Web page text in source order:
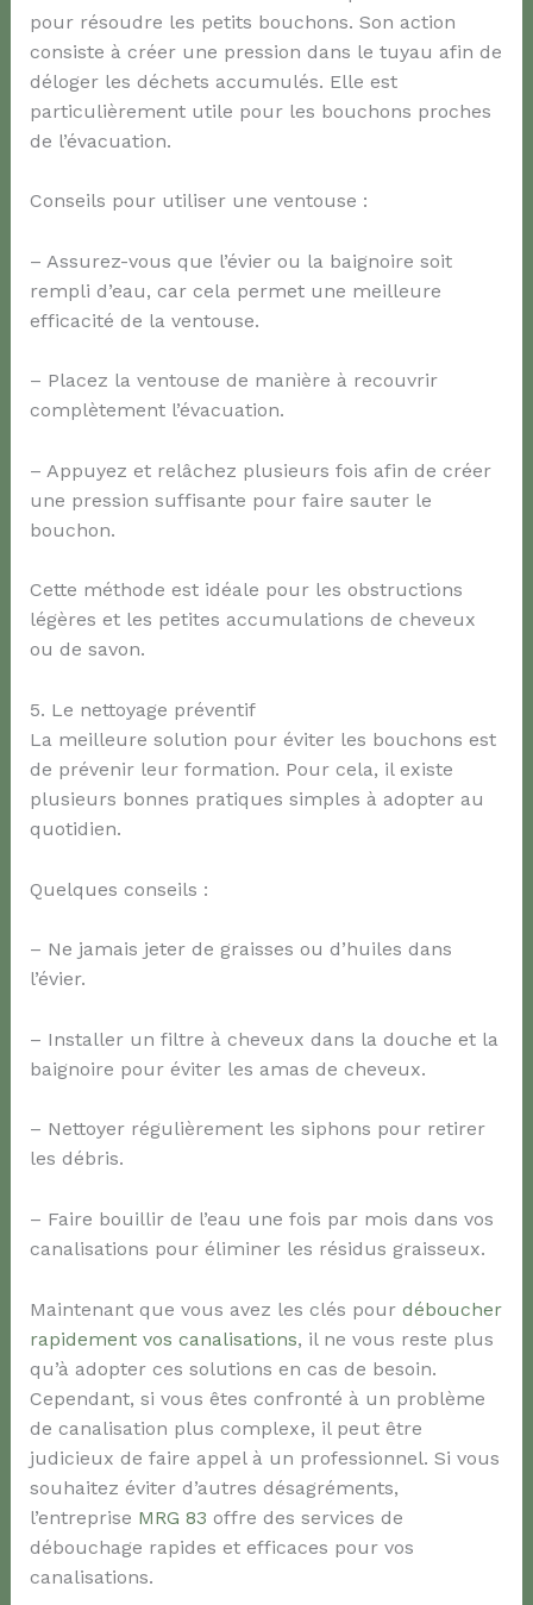
pour résoudre les petits bouchons. Son action
consiste à créer une pression dans le tuyau afin de
déloger les déchets accumulés. Elle est
particulièrement utile pour les bouchons proches
de l’évacuation.
Conseils pour utiliser une ventouse :
– Assurez-vous que l’évier ou la baignoire soit
rempli d’eau, car cela permet une meilleure
efficacité de la ventouse.
– Placez la ventouse de manière à recouvrir
complètement l’évacuation.
– Appuyez et relâchez plusieurs fois afin de créer
une pression suffisante pour faire sauter le
bouchon.
Cette méthode est idéale pour les obstructions
légères et les petites accumulations de cheveux
ou de savon.
5. Le nettoyage préventif
La meilleure solution pour éviter les bouchons est
de prévenir leur formation. Pour cela, il existe
plusieurs bonnes pratiques simples à adopter au
quotidien.
Quelques conseils :
– Ne jamais jeter de graisses ou d’huiles dans
l’évier.
– Installer un filtre à cheveux dans la douche et la
baignoire pour éviter les amas de cheveux.
– Nettoyer régulièrement les siphons pour retirer
les débris.
– Faire bouillir de l’eau une fois par mois dans vos
canalisations pour éliminer les résidus graisseux.
Maintenant que vous avez les clés pour déboucher
rapidement vos canalisations, il ne vous reste plus
qu’à adopter ces solutions en cas de besoin.
Cependant, si vous êtes confronté à un problème
de canalisation plus complexe, il peut être
judicieux de faire appel à un professionnel. Si vous
souhaitez éviter d’autres désagréments,
l’entreprise MRG 83 offre des services de
débouchage rapides et efficaces pour vos
canalisations.